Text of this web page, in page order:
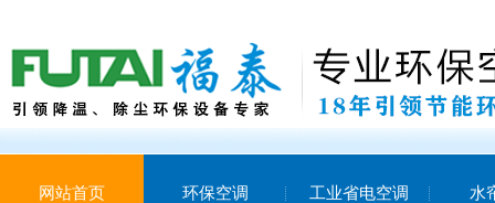
网站首页 环保空调 工业省电空调 水